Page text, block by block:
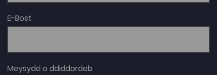
E-Bost
Meysydd o ddiddordeb